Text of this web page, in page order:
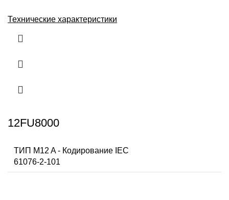
Технические характеристики
12FU8000
ТИП M12 A - Кодирование IEC
61076-2-101